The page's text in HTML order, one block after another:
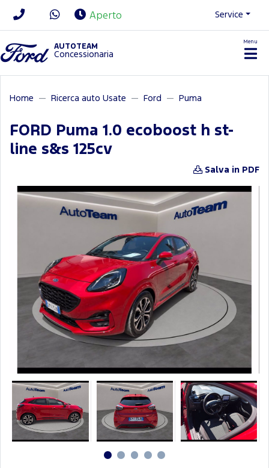
Aperto Service
AUTOTEAM
Concessionaria
Menu
Home Ricerca auto Usate Ford Puma
FORD Puma 1.0 ecoboost h st-
line s&s 125cv
Salva in PDF